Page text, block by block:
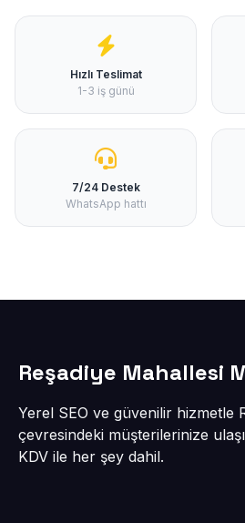
Hızlı Teslimat
1-3 iş günü
7/24 Destek
WhatsApp hattı
Reşadiye Mahallesi
Yerel SEO ve güvenilir hizmetle
çevresindeki müşterilerinize
KDV ile her şey dahil.